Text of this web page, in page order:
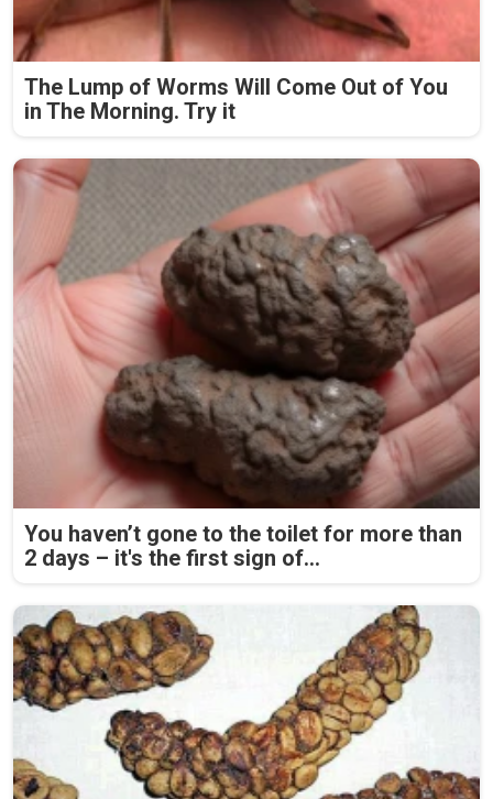
The Lump of Worms Will Come Out of You
in The Morning. Try it
You haven’t gone to the toilet for more than
2 days – it's the first sign of...